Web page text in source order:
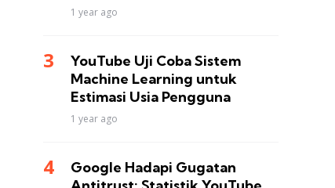
1 year ago
YouTube Uji Coba Sistem
Machine Learning untuk
Estimasi Usia Pengguna
1 year ago
Google Hadapi Gugatan